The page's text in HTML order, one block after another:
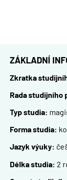
ZÁKLADNÍ
Zkratka
Rada studijního
Typ studia:
Forma studia:
Jazyk výuky:
Délka studia: 2